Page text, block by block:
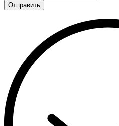
Отправить